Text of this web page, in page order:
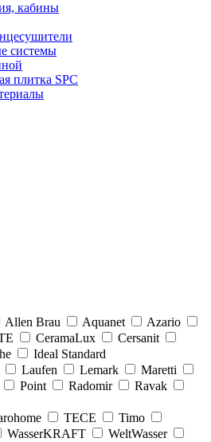
кабины
системы
плитка SPC
Allen Brau Aquanet
Azario
CeramaLux
Cersanit
Ideal Standard
Laufen Lemark
Maretti
Point Radomir
Ravak
TECE
Timo
WasserKRAFT
WeltWasser